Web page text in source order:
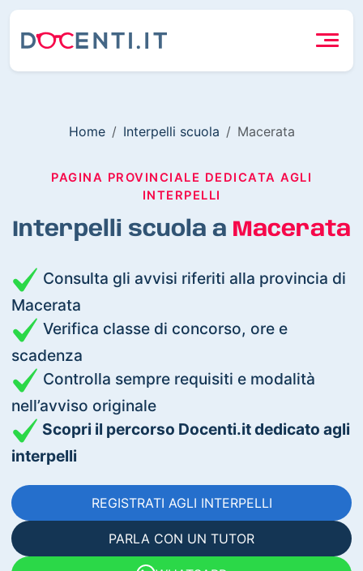
Home Interpelli scuola Macerata
PAGINA PROVINCIALE DEDICATA AGLI
INTERPELLI
Interpelli scuola a Macerata
Consulta gli avvisi riferiti alla provincia di
Macerata
Verifica classe di concorso, ore e
scadenza
Controlla sempre requisiti e modalità
nell’avviso originale
Scopri il percorso Docenti.it dedicato agli
interpelli
REGISTRATI AGLI INTERPELLI
PARLA CON UN TUTOR